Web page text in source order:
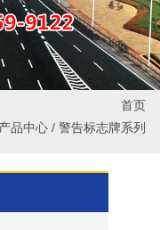
首页
产品中心 / 警告标志牌系列